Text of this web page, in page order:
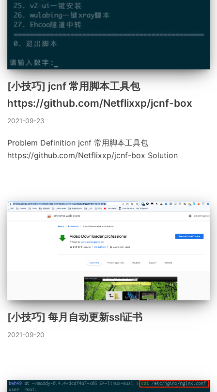
[小技巧] jcnf 常用脚本工具包
https://github.com/Netflixxp/jcnf-box
2021-09-23
Problem Definition jcnf 常用脚本工具包
https://github.com/Netflixxp/jcnf-box Solution
[小技巧] 每月自动更新ssl证书
2021-09-20